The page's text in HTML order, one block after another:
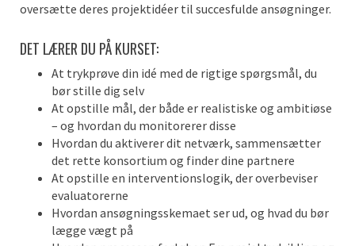
oversætte deres projektidéer til succesfulde ansøgninger.
DET LÆRER DU PÅ KURSET:
At trykprøve din idé med de rigtige spørgsmål, du
bør stille dig selv
At opstille mål, der både er realistiske og ambitiøse
– og hvordan du monitorerer disse
Hvordan du aktiverer dit netværk, sammensætter
det rette konsortium og finder dine partnere
At opstille en interventionslogik, der overbeviser
evaluatorerne
Hvordan ansøgningsskemaet ser ud, og hvad du bør
lægge vægt på